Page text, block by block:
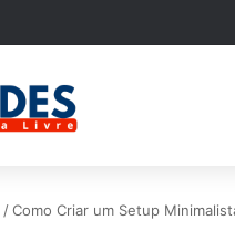
/Como Criar um Setup